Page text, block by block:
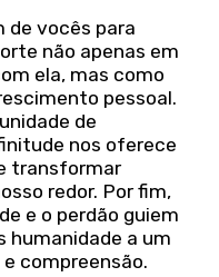
de vocês para
não apenas em
ela, mas como
pessoal.
de
nos oferece
transformar
redor. Por fim,
e o perdão guiem
humanidade a um
compreensão.